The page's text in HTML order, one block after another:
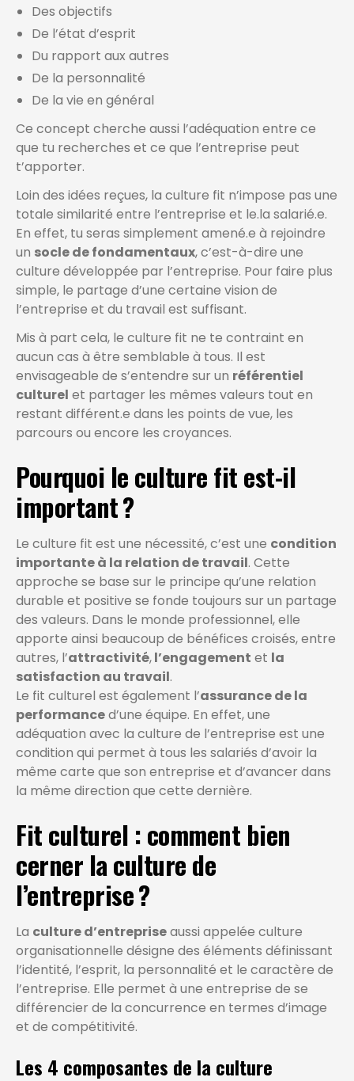
Des objectifs
De l’état d’esprit
Du rapport aux autres
De la personnalité
De la vie en général
Ce concept cherche aussi l’adéquation entre ce
que tu recherches et ce que l’entreprise peut
t’apporter.
Loin des idées reçues, la culture fit n’impose pas une
totale similarité entre l’entreprise et le.la salarié.e.
En effet, tu seras simplement amené.e à rejoindre
un socle de fondamentaux, c’est-à-dire une
culture développée par l’entreprise. Pour faire plus
simple, le partage d’une certaine vision de
l’entreprise et du travail est suffisant.
Mis à part cela, le culture fit ne te contraint en
aucun cas à être semblable à tous. Il est
envisageable de s’entendre sur un référentiel
culturel et partager les mêmes valeurs tout en
restant différent.e dans les points de vue, les
parcours ou encore les croyances.
Pourquoi le culture fit est-il
important ?
Le culture fit est une nécessité, c’est une condition
importante à la relation de travail. Cette
approche se base sur le principe qu’une relation
durable et positive se fonde toujours sur un partage
des valeurs. Dans le monde professionnel, elle
apporte ainsi beaucoup de bénéfices croisés, entre
autres, l’attractivité,l’engagement et la
satisfaction au travail.
Le fit culturel est également l’assurance de la
performanced’une équipe. En effet, une
adéquation avec la culture de l’entreprise est une
condition qui permet à tous les salariés d’avoir la
même carte que son entreprise et d’avancer dans
la même direction que cette dernière.
Fit culturel : comment bien
cerner la culture de
l’entreprise ?
La culture d’entrepriseaussi appelée culture
organisationnelle désigne des éléments définissant
l’identité, l’esprit, la personnalité et le caractère de
l’entreprise. Elle permet à une entreprise de se
différencier de la concurrence en termes d’image
et de compétitivité.
Les 4 composantes de la culture